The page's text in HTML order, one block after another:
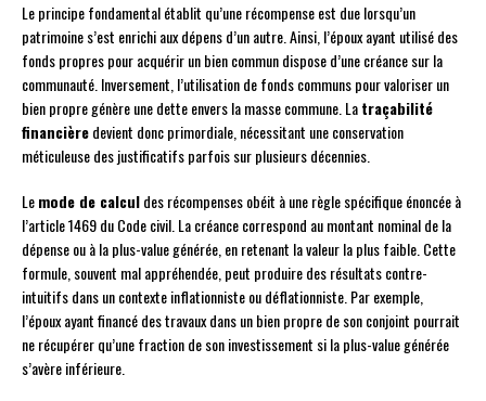
Le principe fondamental établit qu’une récompense est due lorsqu’un
patrimoine s’est enrichi aux dépens d’un autre. Ainsi, l’époux ayant utilisé des
fonds propres pour acquérir un bien commun dispose d’une créance sur la
communauté. Inversement, l’utilisation de fonds communs pour valoriser un
bien propre génère une dette envers la masse commune. Latraçabilité
financièredevient donc primordiale, nécessitant une conservation
méticuleuse des justificatifs parfois sur plusieurs décennies.
Lemode de calculdes récompenses obéit à une règle spécifique énoncée à
l’article 1469 du Code civil. La créance correspond au montant nominal de la
dépense ou à la plus-value générée, en retenant la valeur la plus faible. Cette
formule, souvent mal appréhendée, peut produire des résultats contre-
intuitifs dans un contexte inflationniste ou déflationniste. Par exemple,
l’époux ayant financé des travaux dans un bien propre de son conjoint pourrait
ne récupérer qu’une fraction de son investissement si la plus-value générée
s’avère inférieure.